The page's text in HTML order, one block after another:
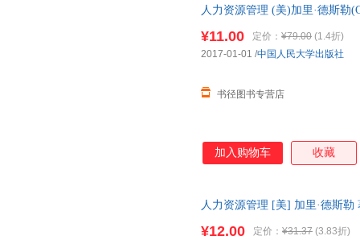
人力资源管理 (美)加里·德斯勒
¥11.00 定价： ¥79.00 (1.4折)
书径图书专营店
2017-01-01 /中国人民大学出版社
加入购物车 收藏
人力资源管理 [美] 加里·德斯
¥12.00 定价： ¥31.37 (3.83折)